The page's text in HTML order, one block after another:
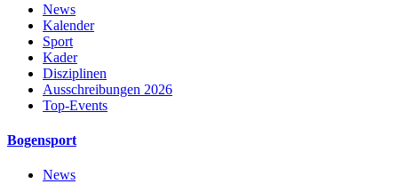
News
Kalender
Sport
Kader
Disziplinen
Ausschreibungen 2026
Top-Events
Bogensport
News